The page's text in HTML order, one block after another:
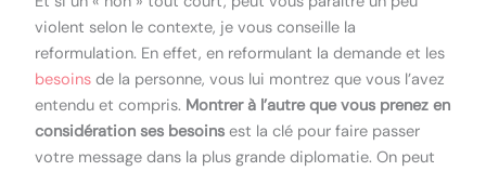
violent selon le contexte, je vous conseille la
reformulation. En effet, en reformulant la demande et les
besoins de la personne, vous lui montrez que vous l’avez
entendu et compris. Montrer à l’autre que vous prenez en
considération ses besoins est la clé pour faire passer
votre message dans la plus grande diplomatie. On peut